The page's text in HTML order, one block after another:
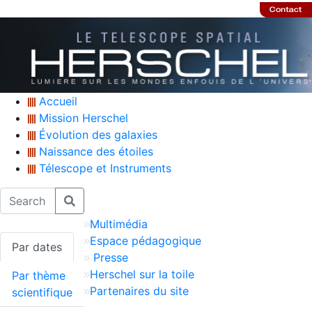
Accueil
Mission Herschel
Évolution des galaxies
Naissance des étoiles
Télescope et Instruments
Par dates
Par thème
scientifique
Multimédia
Espace pédagogique
Presse
Herschel sur la toile
Partenaires du site